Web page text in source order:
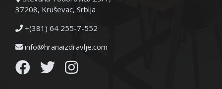
37208, Kruševac, Srbija
+(381) 64 255-7-552
info@hranaizdravlje.com